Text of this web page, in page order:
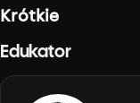
Krótkie
Edukator